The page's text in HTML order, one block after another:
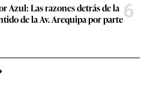
Azul: Las razones detrás de la
de la Av. Arequipa por parte6